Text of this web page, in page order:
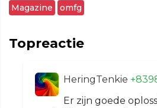
Magazine omfg
Topreactie
HeringTenkie
Er zijn goede